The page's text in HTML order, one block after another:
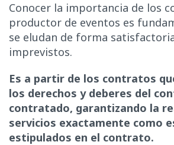
Conocer la importancia de los
productor de eventos es
se eludan de forma
imprevistos.
Es a partir de los contratos
los derechos y deberes del
contratado, garantizando la
servicios exactamente como
estipulados en el contrato.